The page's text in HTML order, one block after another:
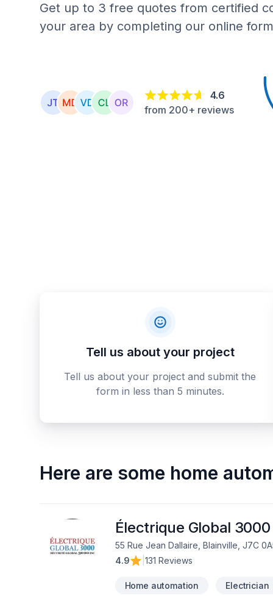
Get up to 3 free quotes from certified
your area by completing our online
4.6
from 200+ reviews
Tell us about your project
Tell us about your project and submit the
form in less than 5 minutes.
Here are some home
Électrique Global
55 Rue Jean Dallaire, Blainville, J7C
4.9
131 Reviews
Home automation Electrician